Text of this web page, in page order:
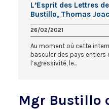
L’Esprit des Lettres
Bustillo, Thomas
26/02/2021
Au moment où cette
basculer des pays entiers
l’agressivité, le...
Mgr Bustillo